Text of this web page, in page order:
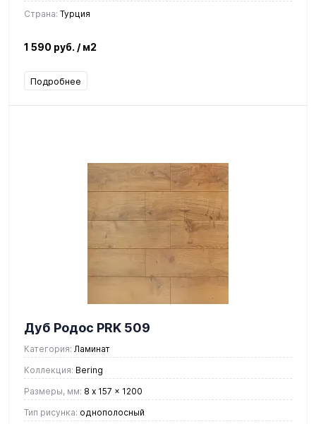
Страна: Турция
1 590 руб. / м2
Подробнее
Дуб Родос PRK 509
Категория: Ламинат
Коллекция: Bering
Размеры, мм: 8 x 157 x 1200
Тип рисунка: однополосный